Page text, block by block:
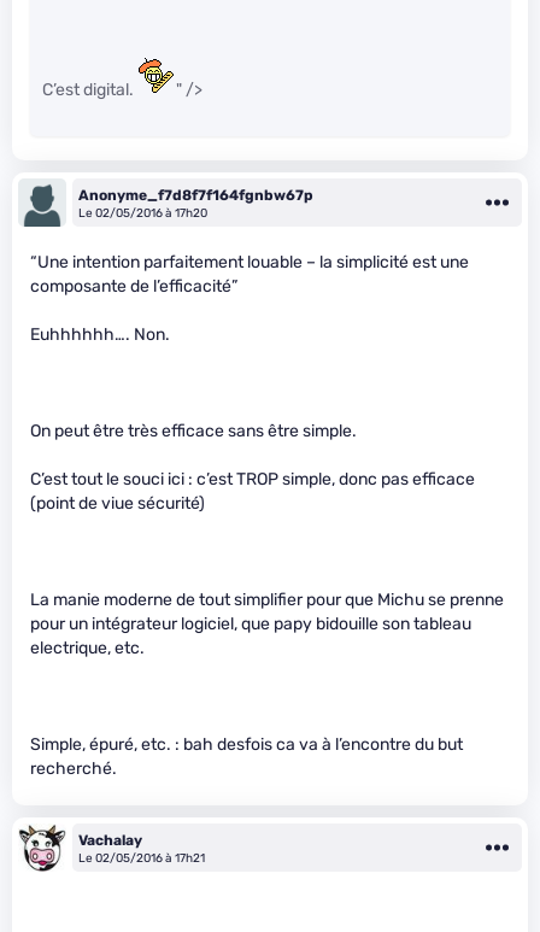
C’est digital. " />
Anonyme_f7d8f7f164fgnbw67p
Le 02/05/2016 à 17h20
“Une intention parfaitement louable – la simplicité est une
composante de l’efficacité”
Euhhhhhh…. Non.
On peut être très efficace sans être simple.
C’est tout le souci ici : c’est TROP simple, donc pas efficace
(point de viue sécurité)
La manie moderne de tout simplifier pour que Michu se prenne
pour un intégrateur logiciel, que papy bidouille son tableau
electrique, etc.
Simple, épuré, etc. : bah desfois ca va à l’encontre du but
recherché.
Vachalay
Le 02/05/2016 à 17h21